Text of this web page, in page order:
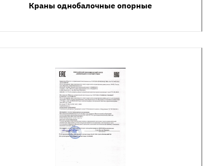
Краны однобалочные опорные